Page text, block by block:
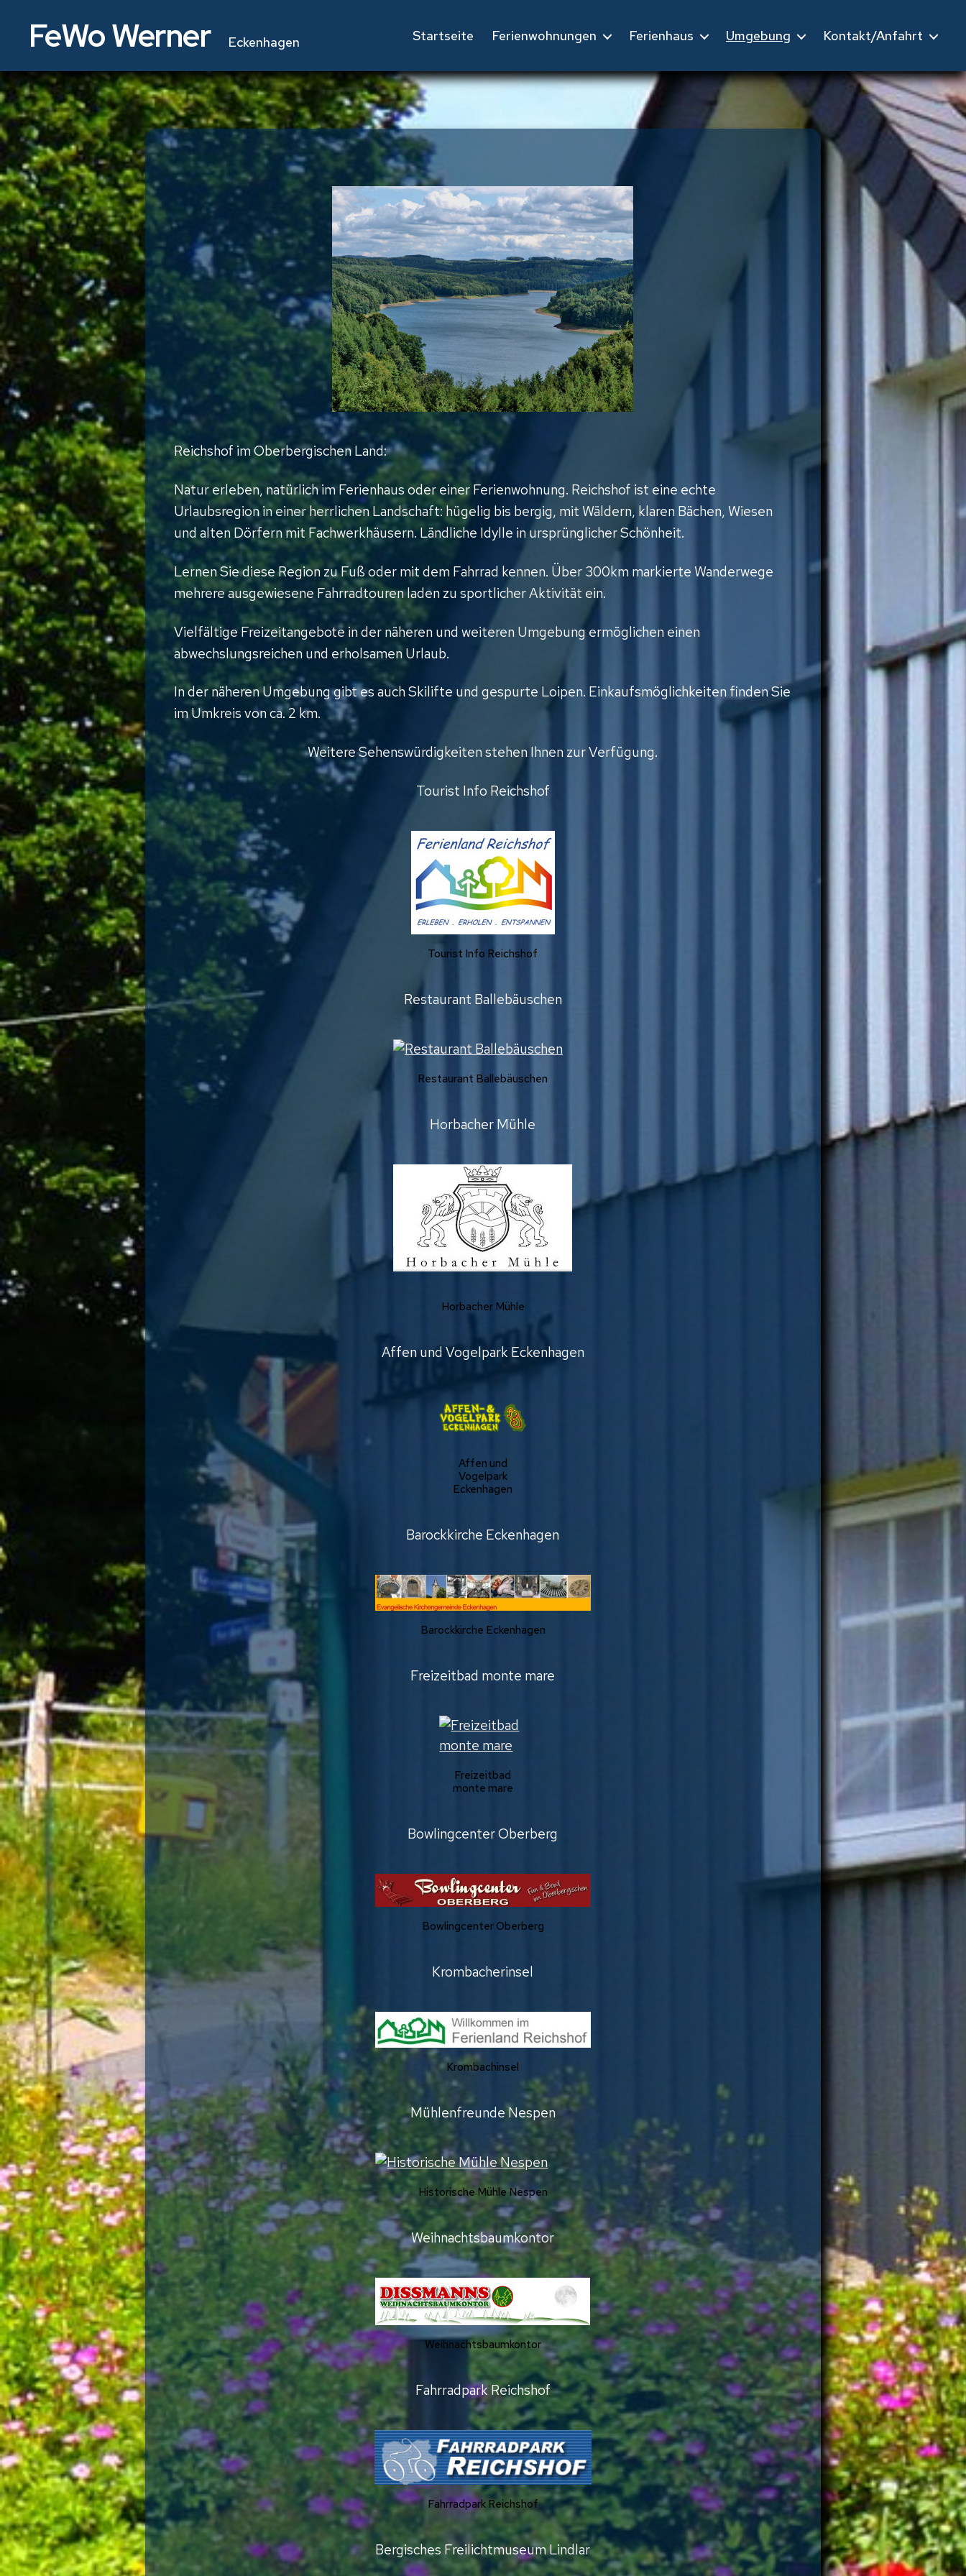
FeWo Werner Eckenhagen Startseite Ferienwohnungen Ferienhaus Umgebung Kontakt/Anfahrt
Reichshof im Oberbergischen Land:
Natur erleben, natürlich im Ferienhaus oder einer Ferienwohnung. Reichshof ist eine echte
Urlaubsregion in einer herrlichen Landschaft: hügelig bis bergig, mit Wäldern, klaren Bächen, Wiesen
und alten Dörfern mit Fachwerkhäusern. Ländliche Idylle in ursprünglicher Schönheit.
Lernen Sie diese Region zu Fuß oder mit dem Fahrrad kennen. Über 300km markierte Wanderwege
mehrere ausgewiesene Fahrradtouren laden zu sportlicher Aktivität ein.
Vielfältige Freizeitangebote in der näheren und weiteren Umgebung ermöglichen einen
abwechslungsreichen und erholsamen Urlaub.
In der näheren Umgebung gibt es auch Skilifte und gespurte Loipen. Einkaufsmöglichkeiten finden Sie
im Umkreis von ca. 2 km.
Weitere Sehenswürdigkeiten stehen Ihnen zur Verfügung.
Tourist Info Reichshof
Tourist Info Reichshof
Restaurant Ballebäuschen
Restaurant Ballebäuschen
Horbacher Mühle
Horbacher Mühle
Affen und Vogelpark Eckenhagen
Affen und
Vogelpark
Eckenhagen
Barockkirche Eckenhagen
Barockkirche Eckenhagen
Freizeitbad monte mare
Freizeitbad
monte mare
Bowlingcenter Oberberg
Bowlingcenter Oberberg
Krombacherinsel
Krombachinsel
Mühlenfreunde Nespen
Historische Mühle Nespen
Weihnachtsbaumkontor
Weihnachtsbaumkontor
Fahrradpark Reichshof
Fahrradpark Reichshof
Bergisches Freilichtmuseum Lindlar